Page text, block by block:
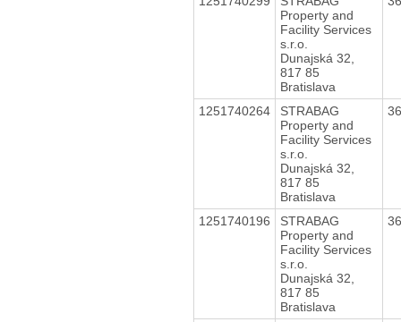
Property and
Facility Services
s.r.o.
Dunajská 32,
817 85
Bratislava
1251740264
STRABAG
Property and
Facility Services
s.r.o.
Dunajská 32,
817 85
Bratislava
1251740196
STRABAG
Property and
Facility Services
s.r.o.
Dunajská 32,
817 85
Bratislava